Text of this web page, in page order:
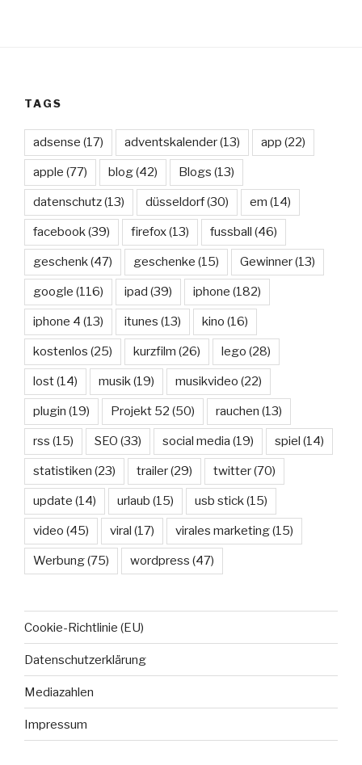
TAGS
adsense (17) adventskalender(13) app (22)
apple (77) blog(42) Blogs (13)
datenschutz(13) düsseldorf(30) em (14)
facebook(39) firefox(13) fussball (46)
geschenk(47) geschenke (15) Gewinner(13)
google (116) ipad (39) iphone (182)
iphone 4 (13) itunes (13) kino (16)
kostenlos (25) kurzfilm (26) lego (28)
lost(14) musik(19) musikvideo (22)
plugin (19) Projekt 52 (50) rauchen (13)
rss (15) SEO (33) social media (19) spiel (14)
statistiken (23) trailer(29) twitter(70)
update (14) urlaub (15) usb stick(15)
video (45) viral (17) virales marketing(15)
Werbung(75) wordpress (47)
Cookie-Richtlinie (EU)
Datenschutzerklärung
Mediazahlen
Impressum